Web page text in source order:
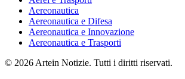
Aereonautica
Aereonautica e Difesa
Aereonautica e Innovazione
Aereonautica e Trasporti
© 2026 Artein Notizie. Tutti i diritti riservati.